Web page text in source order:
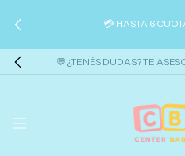
💳 HASTA 6
💬 ¿TENÉS DUDAS? TE